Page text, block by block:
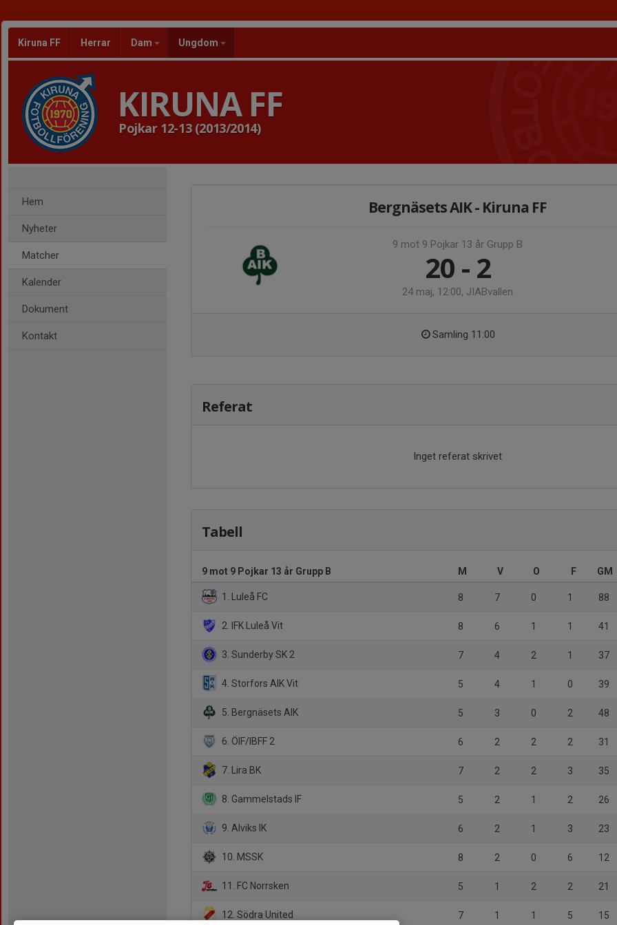
Kiruna FF Herrar Dam Ungdom
KIRUNA FF
Pojkar 12-13 (2013/2014)
Hem
Nyheter
Matcher
Kalender
Dokument
Kontakt
Bergnäsets AIK - Kiruna FF
9 mot 9 Pojkar 13 år Grupp B
20 - 2
24 maj, 12:00, JIABvallen
Samling 11:00
Referat
Inget referat skrivet
Tabell
9 mot 9 Pojkar 13 år Grupp B M V O F GM
1. Luleå FC 8 7 0 1 88
2. IFK Luleå Vit 8 6 1 1 41
3. Sunderby SK 2 7 4 2 1 37
4. Storfors AIK Vit 5 4 1 0 39
5. Bergnäsets AIK 5 3 0 2 48
6. ÖIF/IBFF 2 6 2 2 2 31
7. Lira BK 7 2 2 3 35
8. Gammelstads IF 5 2 1 2 26
9. Alviks IK 6 2 1 3 23
10. MSSK 8 2 0 6 12
11. FC Norrsken 5 1 2 2 21
12. Södra United 7 1 1 5 15